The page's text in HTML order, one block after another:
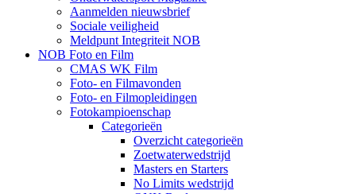
Aanmelden nieuwsbrief
Sociale veiligheid
Meldpunt Integriteit NOB
NOB Foto en Film
CMAS WK Film
Foto- en Filmavonden
Foto- en Filmopleidingen
Fotokampioenschap
Categorieën
Overzicht categorieën
Zoetwaterwedstrijd
Masters en Starters
No Limits wedstrijd